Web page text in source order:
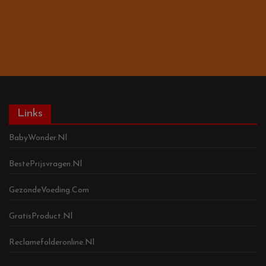
Links
BabyWonder.nl
BestePrijsvragen.nl
GezondeVoeding.com
GratisProduct.nl
Reclamefolderonline.nl